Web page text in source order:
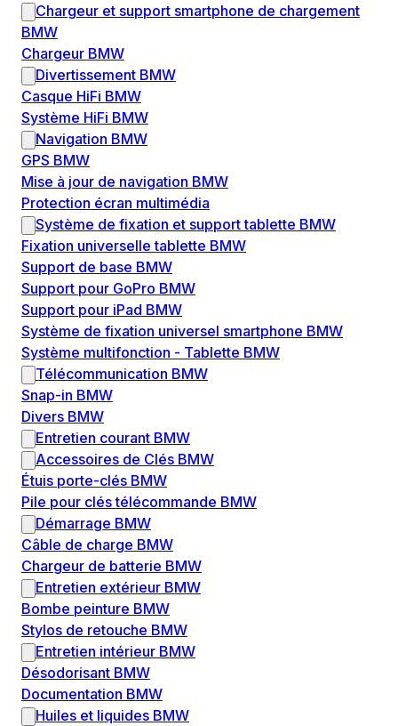
Chargeur et support smartphone de chargement
BMW
Chargeur BMW
Divertissement BMW
Casque HiFi BMW
Système HiFi BMW
Navigation BMW
GPS BMW
Mise à jour de navigation BMW
Protection écran multimédia
Système de fixation et support tablette BMW
Fixation universelle tablette BMW
Support de base BMW
Support pour GoPro BMW
Support pour iPad BMW
Système de fixation universel smartphone BMW
Système multifonction - Tablette BMW
Télécommunication BMW
Snap-in BMW
Divers BMW
Entretien courant BMW
Accessoires de Clés BMW
Étuis porte-clés BMW
Pile pour clés télécommande BMW
Démarrage BMW
Câble de charge BMW
Chargeur de batterie BMW
Entretien extérieur BMW
Bombe peinture BMW
Stylos de retouche BMW
Entretien intérieur BMW
Désodorisant BMW
Documentation BMW
Huiles et liquides BMW